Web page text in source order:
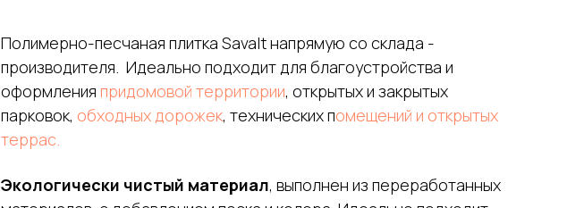
Полимерно-песчаная плитка Savalt напрямую со склада -
производителя. Идеально подходит для благоустройства и
оформления придомовой территории, открытых и закрытых
парковок, обходных дорожек, технических помещений и открытых
террас.
Экологически чистый материал, выполнен из переработанных